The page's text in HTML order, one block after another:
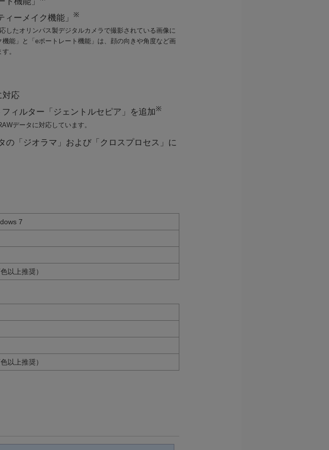
ーメイク機能」 ※
したオリンパス製デジタルカメラで撮影されている画像に
能」と「eポートレート機能」は、顔の向きや角度など画
。
対応
ィルター「ジェントルセピア」を追加※
データに対応しています。
「ジオラマ」および「クロスプロセス」に
7
以上推奨）
以上推奨）